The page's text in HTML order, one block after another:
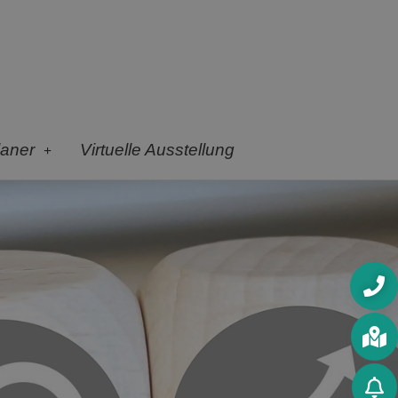
Virtuelle Ausstellung